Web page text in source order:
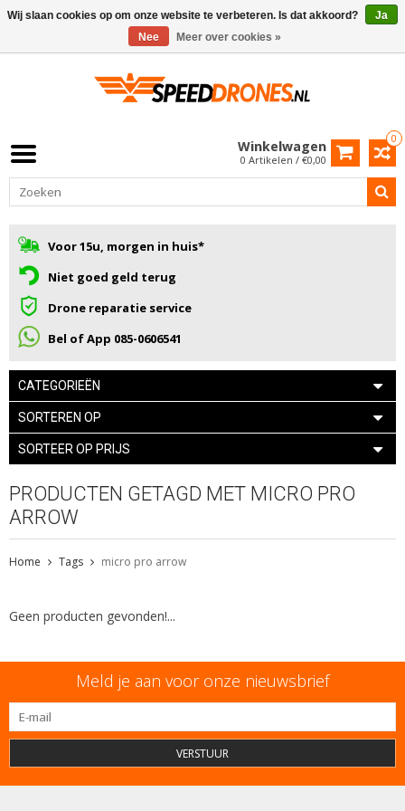
0
Winkelwagen
0 Artikelen / €0,00
Voor 15u, morgen in huis*
Niet goed geld terug
Drone reparatie service
Bel of App 085-0606541
CATEGORIEËN
SORTEREN OP
SORTEER OP PRIJS
PRODUCTEN GETAGD MET MICRO PRO
ARROW
Home Tags micro pro arrow
Geen producten gevonden!...
Meld je aan voor onze nieuwsbrief
VERSTUUR
Wij slaan cookies op om onze website te verbeteren. Is dat akkoord?
Ja
Nee
Meer over cookies »